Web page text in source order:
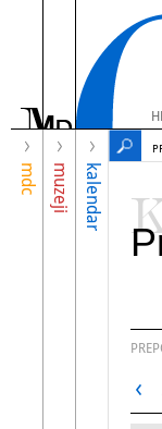
mdc muzeji kalendar